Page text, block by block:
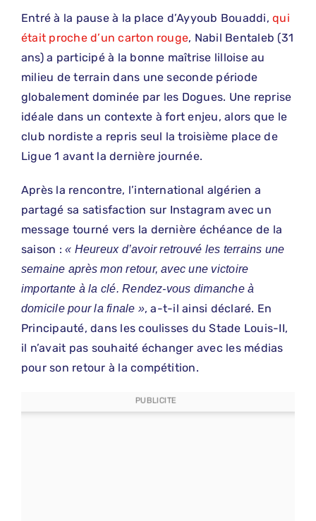
Entré à la pause à la place d’Ayyoub Bouaddi,qui
était proche d’un carton rouge, Nabil Bentaleb (31
ans) a participé à la bonne maîtrise lilloise au
milieu de terrain dans une seconde période
globalement dominée par les Dogues. Une reprise
idéale dans un contexte à fort enjeu, alors que le
club nordiste a repris seul la troisième place de
Ligue 1 avant la dernière journée.
Après la rencontre, l’international algérien a
partagé sa satisfaction sur Instagram avec un
message tourné vers la dernière échéance de la
saison :« Heureux d’avoir retrouvé les terrains une
semaine après mon retour, avec une victoire
importante à la clé. Rendez-vous dimanche à
domicile pour la finale », a-t-il ainsi déclaré. En
Principauté, dans les coulisses du Stade Louis-II,
il n’avait pas souhaité échanger avec les médias
pour son retour à la compétition.
PUBLICITE